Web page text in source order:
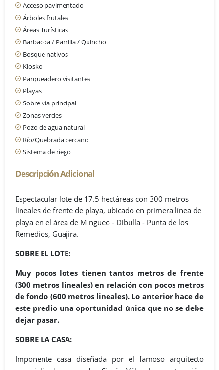
Acceso pavimentado
Árboles frutales
Áreas Turísticas
Barbacoa / Parrilla / Quincho
Bosque nativos
Kiosko
Parqueadero visitantes
Playas
Sobre vía principal
Zonas verdes
Pozo de agua natural
Río/Quebrada cercano
Sistema de riego
Descripción Adicional
Espectacular lote de 17.5 hectáreas con 300 metros
lineales de frente de playa, ubicado en primera línea de
playa en el área de Mingueo - Dibulla - Punta de los
Remedios, Guajira.
SOBRE EL LOTE:
Muy pocos lotes tienen tantos metros de frente
(300 metros lineales) en relación con pocos metros
de fondo (600 metros lineales). Lo anterior hace de
este predio una oportunidad única que no se debe
dejar pasar.
SOBRE LA CASA:
Imponente casa diseñada por el famoso arquitecto